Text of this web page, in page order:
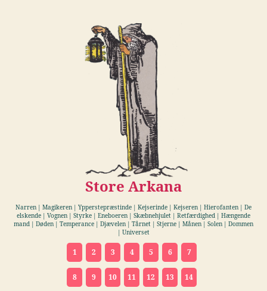
Store Arkana
Narren | Magikeren | Ypperstepræstinde | Kejserinde | Kejseren | Hierofanten | De
elskende | Vognen | Styrke | Eneboeren | Skæbnehjulet | Retfærdighed | Hængende
mand | Døden | Temperance | Djævelen | Tårnet | Stjerne | Månen | Solen | Dommen
| Universet
1 2 3 4 5 6 7
8 9 10 11 12 13 14